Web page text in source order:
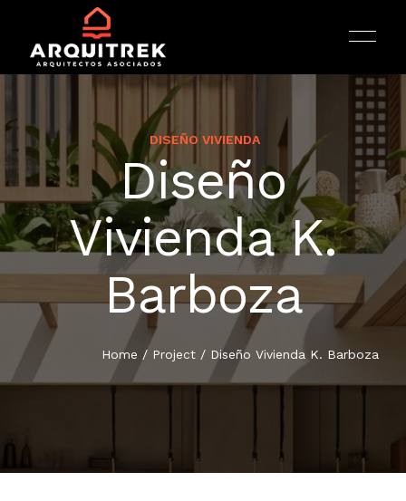
INICIO
ARQUITECTURA
PORTAFOLIO
SERVICIOS
DISEÑO VIVIENDA
Diseño
Vivienda K.
Barboza
Home / Project / Diseño Vivienda K. Barboza